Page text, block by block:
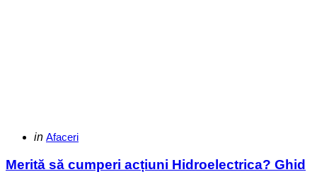
Categories
Posted
in Afaceri
Merită să cumperi acțiuni Hidroelectrica? Ghid